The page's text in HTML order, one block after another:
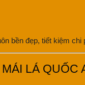
bền đẹp, tiết kiệm chi
LÁ QUỐC